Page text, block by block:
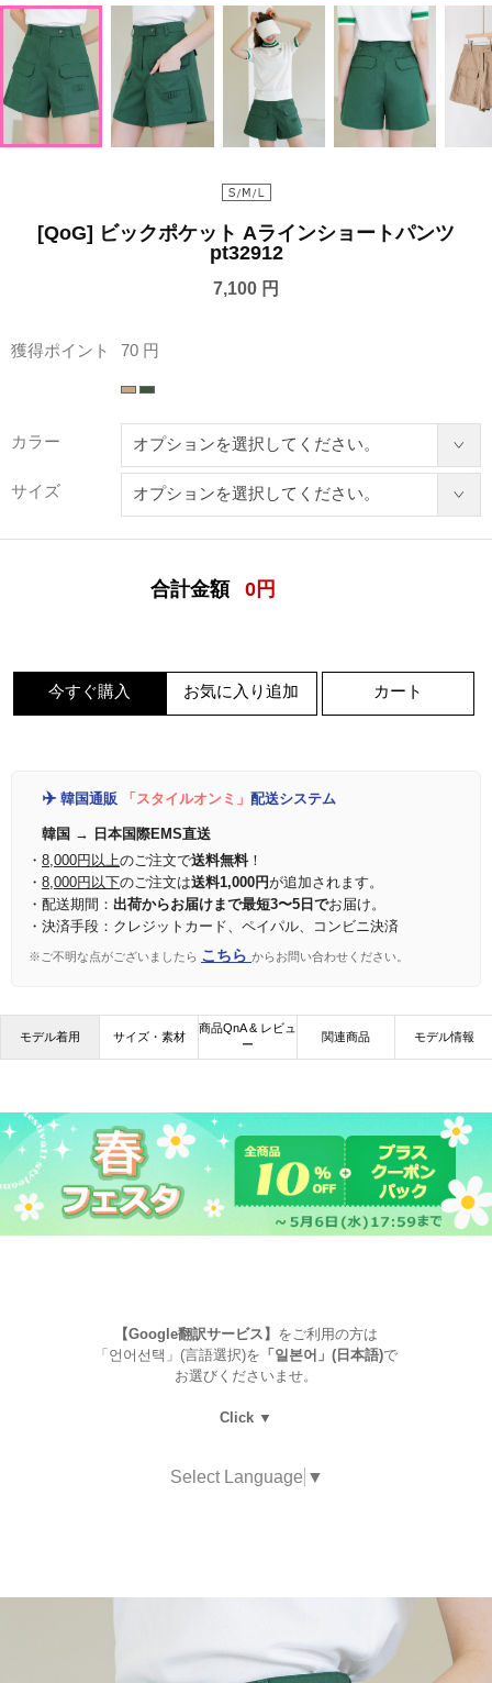
[QoG] ビックポケット Aラインショートパンツ
pt32912
7,100 円
獲得ポイント 70 円
カラー
サイズ
合計金額 0 円
今すぐ購入 お気に入り追加 カート
✈️ 韓国通販 「スタイルオンミ」 配送システム
韓国 → 日本国際EMS直送
・ 8,000円以上のご注文で送料無料！
・ 8,000円以下のご注文は送料1,000円が追加されます。
・配送期間： 出荷からお届けまで最短3〜5日でお届け。
・決済手段：クレジットカード、ペイパル、コンビニ決済
※ご不明な点がございましたら こちら からお問い合わせください。
モデル着用 サイズ・素材
商品QnA & レビュ
ー
関連商品 モデル情報
【Google翻訳サービス】 をご利用の方は
「언어선택」(言語選択)を 「일본어」(日本語)で
お選びくださいませ。
Click ▼
Select Language ▼